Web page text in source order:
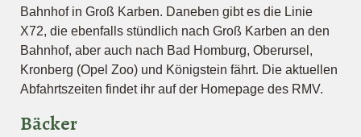
Bahnhof in Groß Karben. Daneben gibt es die Linie
X72, die ebenfalls stündlich nach Groß Karben an den
Bahnhof, aber auch nach Bad Homburg, Oberursel,
Kronberg (Opel Zoo) und Königstein fährt. Die aktuellen
Abfahrtszeiten findet ihr auf der Homepage des RMV.
Bäcker